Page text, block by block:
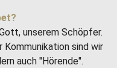
unserem Schöpfer.
Kommunikation sind wir
auch "Hörende".